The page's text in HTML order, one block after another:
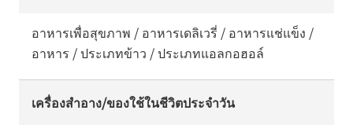
อาหารเพื่อสุขภาพ / อาหารเดลิเวรี่ / อาหารแช่แข็ง /
อาหาร / ประเภทข้าว / ประเภทแอลกอฮอล์
เครื่องสำอาง/ของใช้ในชีวิตประจำวัน